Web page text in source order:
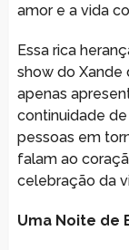
amor e a vida
Essa rica
show do Xande
apenas
continuidade
pessoas em
falam ao
celebração da
Uma Noite de